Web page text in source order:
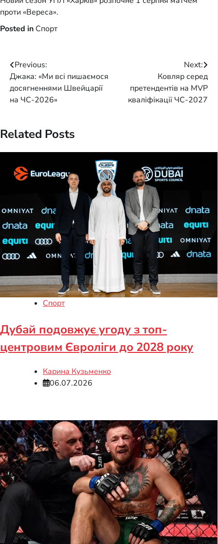
проти «Вереса».
Posted in Спорт
Post
navigation
Previous:
Джака: «Ми всі пишаємося
досягненнями Швейцарії
на ЧС-2026»
Next:
Ковляр серед
претендентів на MVP
кваліфікації ЧС-2027
Related Posts
Спорт
Дубай подовжує угоду з топ-
центровим Євроліги до 2028 року
Карина Кузьменко
06.07.2026